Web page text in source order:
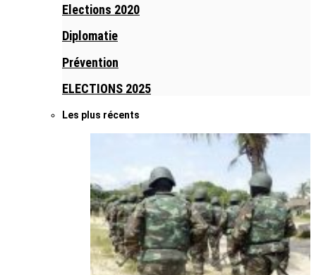
Elections 2020
Diplomatie
Prévention
ELECTIONS 2025
Les plus récents